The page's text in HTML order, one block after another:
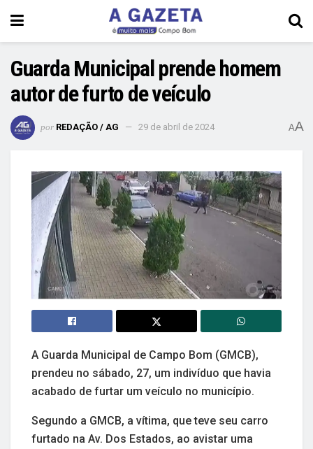
Guarda Municipal prende homem
autor de furto de veículo
por REDAÇÃO / AG 29 de abril de 2024 AA
A Guarda Municipal de Campo Bom (GMCB),
prendeu no sábado, 27, um indivíduo que havia
acabado de furtar um veículo no município.
Segundo a GMCB, a vítima, que teve seu carro
furtado na Av. Dos Estados, ao avistar uma